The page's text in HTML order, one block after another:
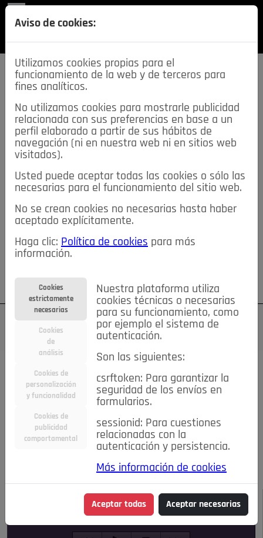
SECCIONES
descarga esta
REVISTA
≡NOTICIAS
NOTICIAS SERVICIOS DE INTERÉS
TABLÓN DE ANUNCIOS MIS ANUNCIOS CONTACTO
NOSOTROS
Su cuenta Regístrese ¿Olvidó su contraseña?
Todas las noticias..
#TePrestoMisOjos Caridad
Ciencia&Tecnología
Economía
Entretenimiento
Estilo de Vida
Internacional
Madrid Opinión IN
Pozuelo de Alarcón
Salud 🔴 En Directo
NOTICIAS
Escucha el audio de esta noticia:
Aviso de cookies:
Utilizamos cookies propias para el
funcionamiento de la web y de terceros para
fines analíticos.
No utilizamos cookies para mostrarle publicidad
relacionada con sus preferencias en base a un
perfil elaborado a partir de sus hábitos de
navegación (ni en nuestra web ni en sitios web
visitados).
Usted puede aceptar todas las cookies o sólo las
necesarias para el funcionamiento del sitio web.
No se crean cookies no necesarias hasta haber
aceptado explícitamente.
Haga clic: Política de cookies para más
información.
Cookies
estrictamente
necesarias
Cookies
de
análisis
Cookies de
personalización
y funcionalidad
Cookies de
publicidad
comportamental
Nuestra plataforma utiliza
cookies técnicas o necesarias
para su funcionamiento, como
por ejemplo el sistema de
autenticación.
Son las siguientes:
csrftoken: Para garantizar la
seguridad de los envíos en
formularios.
sessionid: Para cuestiones
relacionadas con la
autenticación y persistencia.
Más información de cookies
Aceptar todas Aceptar necesarias